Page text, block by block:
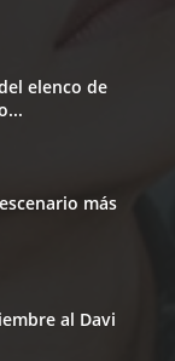
elenco de
más
al Davi